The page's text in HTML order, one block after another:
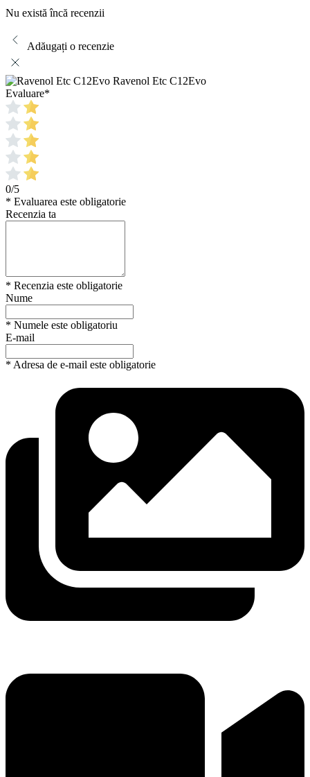
Nu există încă recenzii
Adăugați o recenzie
Ravenol Etc C12Evo
Evaluare*
0/5
* Evaluarea este obligatorie
Recenzia ta
* Recenzia este obligatorie
Nume
* Numele este obligatoriu
E-mail
* Adresa de e-mail este obligatorie